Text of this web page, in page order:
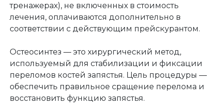
тренажерах), не включенных в стоимость
лечения, оплачиваются дополнительно в
соответствии с действующим прейскурантом.
Остеосинтез — это хирургический метод,
используемый для стабилизации и фиксации
переломов костей запястья. Цель процедуры —
обеспечить правильное сращение перелома и
восстановить функцию запястья.